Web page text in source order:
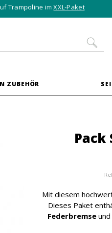
Trampoline imXXL-Paket
ZUBEHÖR
Pack
Mit diesem
Dieses Paket
Federbremseund